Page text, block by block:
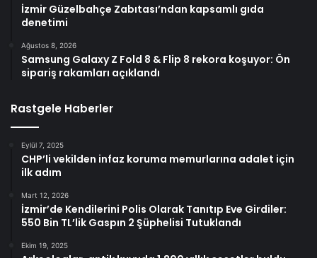
İzmir Güzelbahçe Zabıtası’ndan kapsamlı gıda
denetimi
Ağustos 8, 2026
Samsung Galaxy Z Fold 8 & Flip 8 rekora koşuyor: Ön
sipariş rakamları açıklandı
Rastgele Haberler
Eylül 7, 2025
CHP’li vekilden infaz koruma memurlarına adalet için
ilk adım
Mart 12, 2026
İzmir’de Kendilerini Polis Olarak Tanıtıp Eve Girdiler:
550 Bin TL’lik Gaspın 2 Şüphelisi Tutuklandı
Ekim 19, 2025